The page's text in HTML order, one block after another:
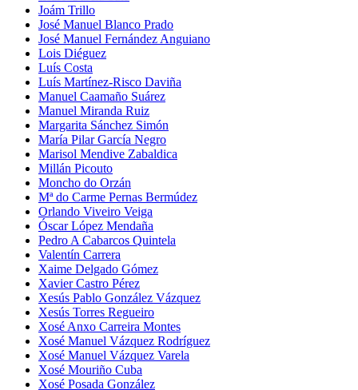
Joám Trillo
José Manuel Blanco Prado
José Manuel Fernández Anguiano
Lois Diéguez
Luís Costa
Luís Martínez-Risco Daviña
Manuel Caamaño Suárez
Manuel Miranda Ruiz
Margarita Sánchez Simón
María Pilar García Negro
Marisol Mendive Zabaldica
Millán Picouto
Moncho do Orzán
Mª do Carme Pernas Bermúdez
Orlando Viveiro Veiga
Óscar López Mendaña
Pedro A Cabarcos Quintela
Valentín Carrera
Xaime Delgado Gómez
Xavier Castro Pérez
Xesús Pablo González Vázquez
Xesús Torres Regueiro
Xosé Anxo Carreira Montes
Xosé Manuel Vázquez Rodríguez
Xosé Manuel Vázquez Varela
Xosé Mouriño Cuba
Xosé Posada González